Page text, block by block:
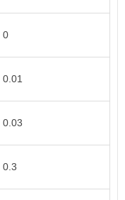
0
0.01
0.03
0.3